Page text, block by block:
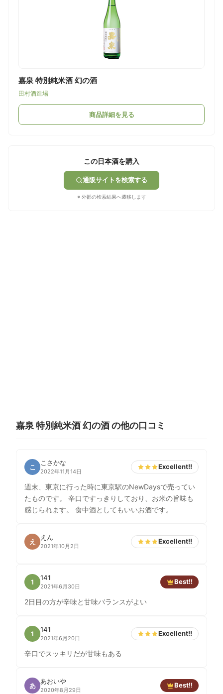
嘉泉 特別純米酒 幻の酒
田村酒造場
商品詳細を見る
この日本酒を購入
通販サイトを検索する
※ 外部の検索結果へ遷移します
嘉泉 特別純米酒 幻の酒 の他の口コミ
こ
こさかな
2022年11月14日
Excellent!!
週末、東京に行った時に東京駅のNewDaysで売ってい
たものです。 辛口ですっきりしており、お米の旨味も
感じられます。 食中酒としてもいいお酒です。
え
えん
2021年10月2日
Excellent!!
1
141
2021年6月30日
Best!!
2日目の方が辛味と甘味バランスがよい
1
141
2021年6月20日
Excellent!!
辛口でスッキリだが甘味もある
あ
あおいや
2020年8月29日
Best!!